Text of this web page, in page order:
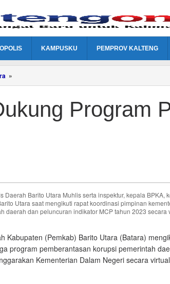
KAMPUSKU PEMPROV KALTENG
»
Dukung
Pemberantasan
Korupsi
Program
Kabupaten (Pemkab) Barito Utara (Batara)
program pemberantasan korupsi pemerintah
Kementerian Dalam Negeri secara